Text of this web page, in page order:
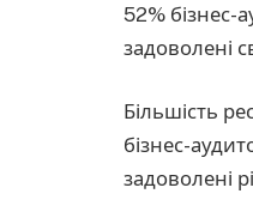
52% бізнес-
задоволені
Більшість
бізнес-
задоволені